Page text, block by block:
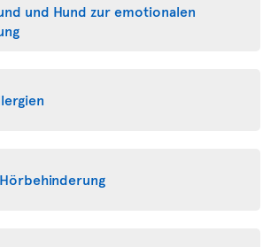
und Hund zur emotionalen